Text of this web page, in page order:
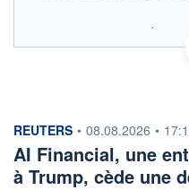
SIX - FOREX 2 DONNÉES
Politique d'exécution
information fournie par
REUTERS • 08.08.2026 •
AI Financial, une
à Trump, cède une